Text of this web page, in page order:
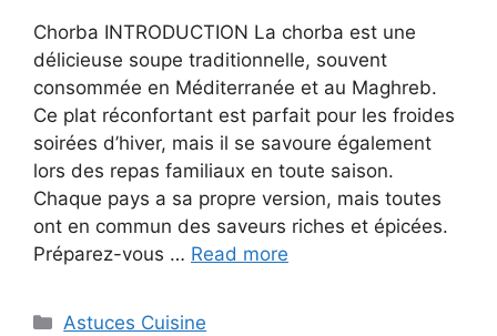
Chorba INTRODUCTION La chorba est une
délicieuse soupe traditionnelle, souvent
consommée en Méditerranée et au Maghreb.
Ce plat réconfortant est parfait pour les froides
soirées d’hiver, mais il se savoure également
lors des repas familiaux en toute saison.
Chaque pays a sa propre version, mais toutes
ont en commun des saveurs riches et épicées.
Préparez-vous … Read more
Categories
Astuces Cuisine